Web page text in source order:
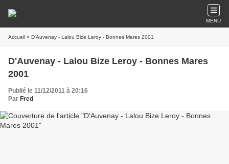
MENU
Accueil » D'Auvenay - Lalou Bize Leroy - Bonnes Mares 2001
D'Auvenay - Lalou Bize Leroy - Bonnes Mares
2001
Publié le 11/12/2011 à 20:16
Par Fred